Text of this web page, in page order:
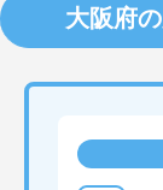
大阪府